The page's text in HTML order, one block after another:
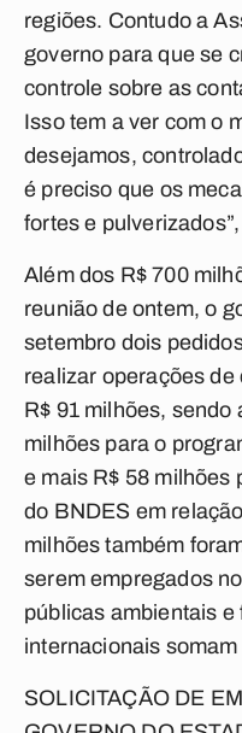
regiões. Contudo a
governo para que se
controle sobre as
Isso tem a ver com o
desejamos,
é preciso que os
fortes e
Além dos R$ 700
reunião de ontem, o
setembro dois
realizar operações
R$ 91 milhões, sendo
milhões para o
e mais R$ 58 milhões
do BNDES em
milhões também
serem empregados
públicas ambientais
internacionais
SOLICITAÇÃO DE